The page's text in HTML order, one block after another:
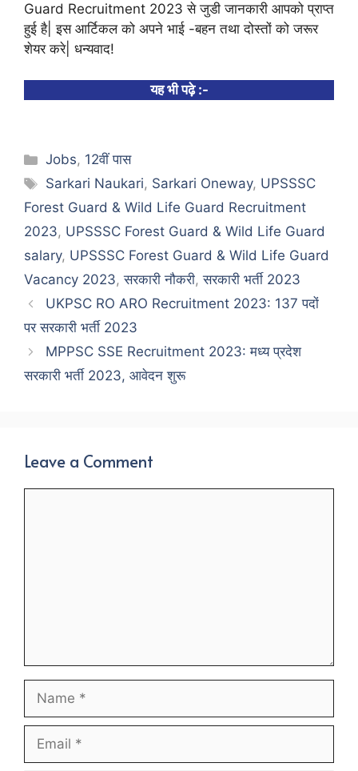
Guard Recruitment 2023 से जुडी जानकारी आपको प्राप्त
हुई है| इस आर्टिकल को अपने भाई -बहन तथा दोस्तों को जरूर
शेयर करे| धन्यवाद!
यह भी पढ़े :-
Categories
Jobs, 12वीं पास
Tags
Sarkari Naukari, Sarkari Oneway, UPSSSC
Forest Guard & Wild Life Guard Recruitment
2023, UPSSSC Forest Guard & Wild Life Guard
salary, UPSSSC Forest Guard & Wild Life Guard
Vacancy 2023,सरकारी नौकरी,सरकारी भर्ती 2023
UKPSC RO ARO Recruitment 2023: 137 पदों
पर सरकारी भर्ती 2023
MPPSC SSE Recruitment 2023: मध्य प्रदेश
सरकारी भर्ती 2023, आवेदन शुरू
Leave a Comment
Name
Email